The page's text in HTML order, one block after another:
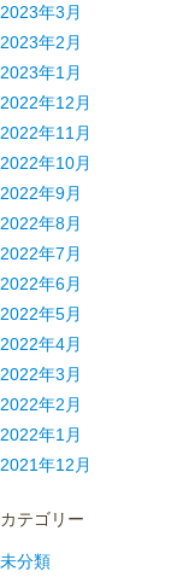
2023年3月
2023年2月
2023年1月
2022年12月
2022年11月
2022年10月
2022年9月
2022年8月
2022年7月
2022年6月
2022年5月
2022年4月
2022年3月
2022年2月
2022年1月
2021年12月
カテゴリー
未分類